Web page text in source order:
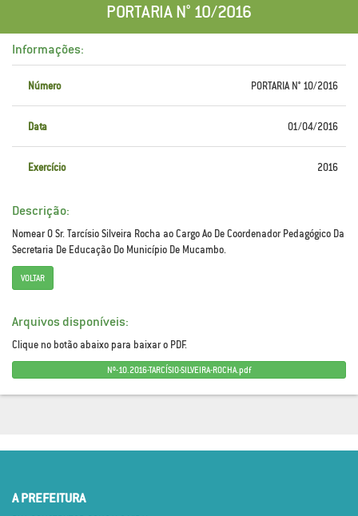
PORTARIA N° 10/2016
Informações:
Número PORTARIA N° 10/2016
Data 01/04/2016
Exercício 2016
Descrição:
Nomear O Sr. Tarcísio Silveira Rocha ao Cargo Ao De Coordenador Pedagógico Da
Secretaria De Educação Do Município De Mucambo.
VOLTAR
Arquivos disponíveis:
Clique no botão abaixo para baixar o PDF.
Nº-10.2016-TARCÍSIO-SILVEIRA-ROCHA.pdf
A PREFEITURA